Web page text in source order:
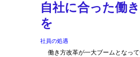
自社に合った働
を
社員の処遇
働き方改革が一大ブームとなっ